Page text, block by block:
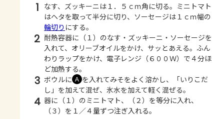
1 なす、ズッキーニは１．５ｃｍ角に切る。ミニトマト
はヘタを取って半分に切り、ソーセージは１ｃｍ幅の
輪切り にする。
2 耐熱容器に（１）のなす・ズッキーニ・ソーセージを
入れて、オリーブオイルをかけ、サッとあえる。ふん
わりラップをかけ、電子レンジ（６００Ｗ）で４分ほ
ど加熱する。
3 ボウルに Ａ を入れてみそをよく溶かし、「いりこだ
し」を加えて混ぜ、氷水を加えて軽く混ぜる。
4 器に（１）のミニトマト、（２）を等分に入れ、
（３）を１／４量ずつ注ぎ入れる。